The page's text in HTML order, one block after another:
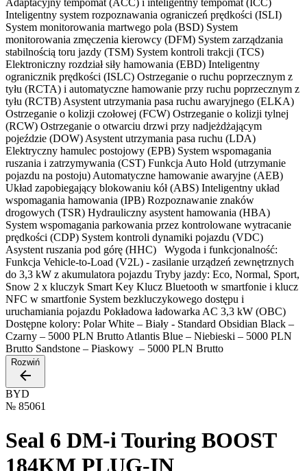
Adaptacyjny tempomat (ACC) i inteligentny tempomat (ICC)
Inteligentny system rozpoznawania ograniczeń prędkości (ISLI)
System monitorowania martwego pola (BSD) System
monitorowania zmęczenia kierowcy (DFM) System zarządzania
stabilnością toru jazdy (TSM) System kontroli trakcji (TCS)
Elektroniczny rozdział siły hamowania (EBD) Inteligentny
ogranicznik prędkości (ISLC) Ostrzeganie o ruchu poprzecznym z
tyłu (RCTA) i automatyczne hamowanie przy ruchu poprzecznym z
tyłu (RCTB) Asystent utrzymania pasa ruchu awaryjnego (ELKA)
Ostrzeganie o kolizji czołowej (FCW) Ostrzeganie o kolizji tylnej
(RCW) Ostrzeganie o otwarciu drzwi przy nadjeżdżającym
pojeździe (DOW) Asystent utrzymania pasa ruchu (LDA)
Elektryczny hamulec postojowy (EPB) System wspomagania
ruszania i zatrzymywania (CST) Funkcja Auto Hold (utrzymanie
pojazdu na postoju) Automatyczne hamowanie awaryjne (AEB)
Układ zapobiegający blokowaniu kół (ABS) Inteligentny układ
wspomagania hamowania (IPB) Rozpoznawanie znaków
drogowych (TSR) Hydrauliczny asystent hamowania (HBA)
System wspomagania parkowania przez kontrolowane wytracanie
prędkości (CDP) System kontroli dynamiki pojazdu (VDC)
Asystent ruszania pod górę (HHC) Wygoda i funkcjonalność:
Funkcja Vehicle-to-Load (V2L) - zasilanie urządzeń zewnętrznych
do 3,3 kW z akumulatora pojazdu Tryby jazdy: Eco, Normal, Sport,
Snow 2 x kluczyk Smart Key Klucz Bluetooth w smartfonie i klucz
NFC w smartfonie System bezkluczykowego dostępu i
uruchamiania pojazdu Pokładowa ładowarka AC 3,3 kW (OBC)
Dostępne kolory: Polar White – Biały - Standard Obsidian Black –
Czarny – 5000 PLN Brutto Atlantis Blue – Niebieski – 5000 PLN
Brutto Sandstone – Piaskowy – 5000 PLN Brutto
Rozwiń
BYD
№ 85061
Seal 6 DM-i Touring BOOST
184KM PLUG-IN